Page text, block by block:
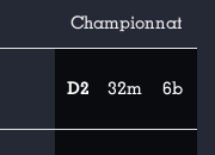
Championnat
D2 32m 6b